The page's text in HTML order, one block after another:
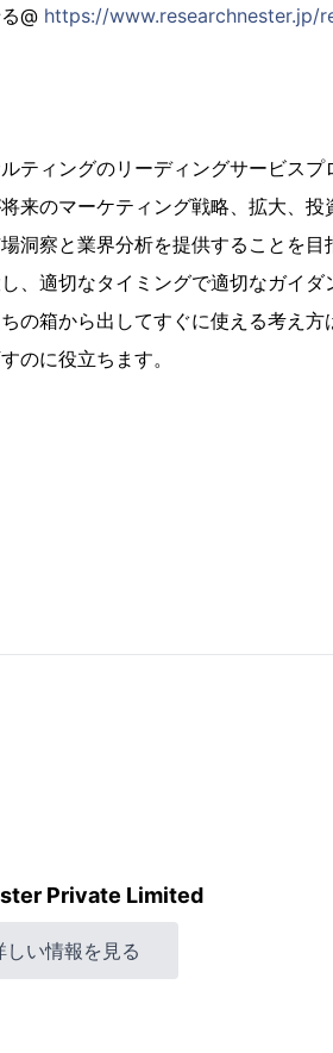
@ https://www.researchnester.jp/
ティングのリーディングサービスプ
来のマーケティング戦略、拡大、投
洞察と業界分析を提供することを目
、適切なタイミングで適切なガイダ
の箱から出してすぐに使える考え方
のに役立ちます。
Private Limited
しい情報を見る